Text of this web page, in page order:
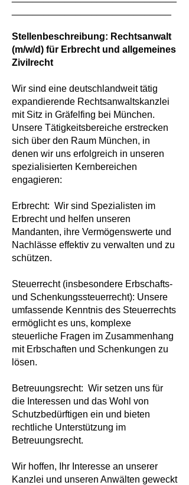
Stellenbeschreibung: Rechtsanwalt
(m/w/d) für Erbrecht und allgemeines
Zivilrecht
Wir sind eine deutschlandweit tätig
expandierende Rechtsanwaltskanzlei
mit Sitz in Gräfelfing bei München.
Unsere Tätigkeitsbereiche erstrecken
sich über den Raum München, in
denen wir uns erfolgreich in unseren
spezialisierten Kernbereichen
engagieren:
Erbrecht: Wir sind Spezialisten im
Erbrecht und helfen unseren
Mandanten, ihre Vermögenswerte und
Nachlässe effektiv zu verwalten und zu
schützen.
Steuerrecht (insbesondere Erbschafts-
und Schenkungssteuerrecht): Unsere
umfassende Kenntnis des Steuerrechts
ermöglicht es uns, komplexe
steuerliche Fragen im Zusammenhang
mit Erbschaften und Schenkungen zu
lösen.
Betreuungsrecht: Wir setzen uns für
die Interessen und das Wohl von
Schutzbedürftigen ein und bieten
rechtliche Unterstützung im
Betreuungsrecht.
Wir hoffen, Ihr Interesse an unserer
Kanzlei und unseren Anwälten geweckt